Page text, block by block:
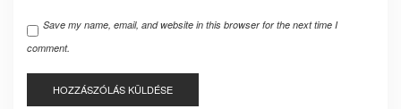
Save my name, email, and website in this browser for the next time I
comment.